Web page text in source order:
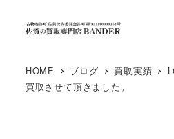
HOME ブログ 買取実績
買取させて頂きました。